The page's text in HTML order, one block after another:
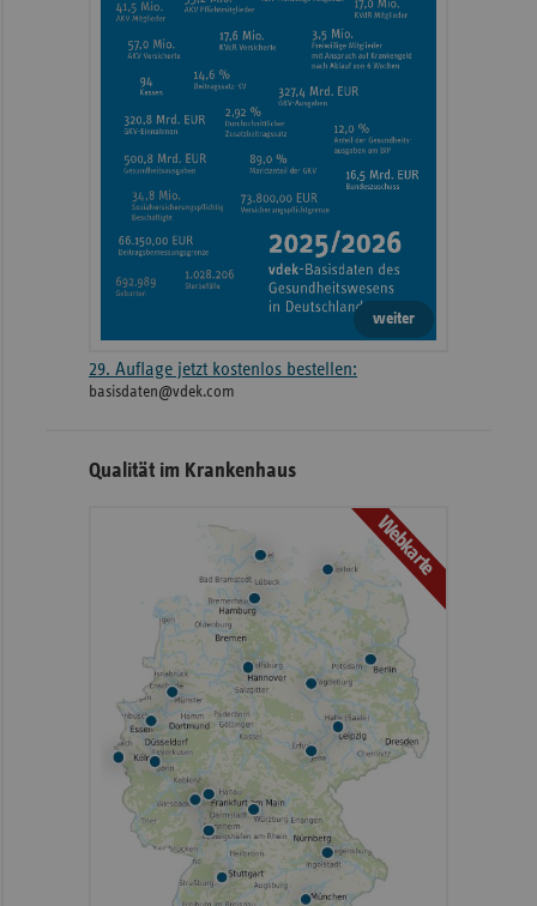
weiter
29. Auflage jetzt kostenlos bestellen:
basisdaten@vdek.com
Qualität im Krankenhaus
Webkarte